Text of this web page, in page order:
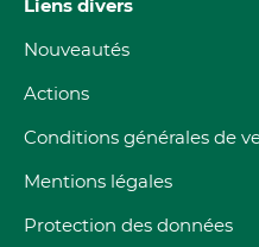
Liens divers
Nouveautés
Actions
Conditions générales de
Mentions légales
Protection des données